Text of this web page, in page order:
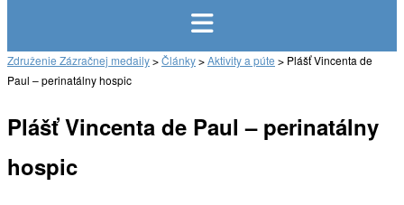
Združenie Zázračnej medaily>Články>Aktivity a púte>Plášť Vincenta de
Paul – perinatálny hospic
Plášť Vincenta de Paul – perinatálny
hospic